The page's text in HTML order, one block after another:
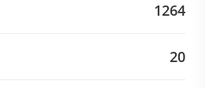
1264
20